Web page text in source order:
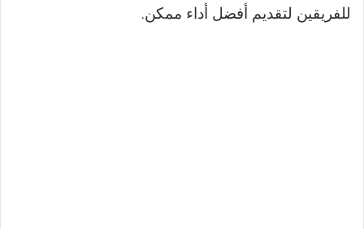
للفريقين لتقديم أفضل أداء ممكن.